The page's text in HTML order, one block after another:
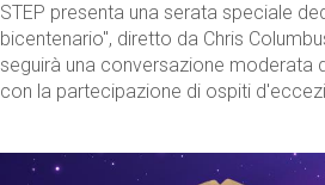
STEP presenta una serata speciale
bicentenario", diretto da Chris
seguirà una conversazione moderata
con la partecipazione di ospiti